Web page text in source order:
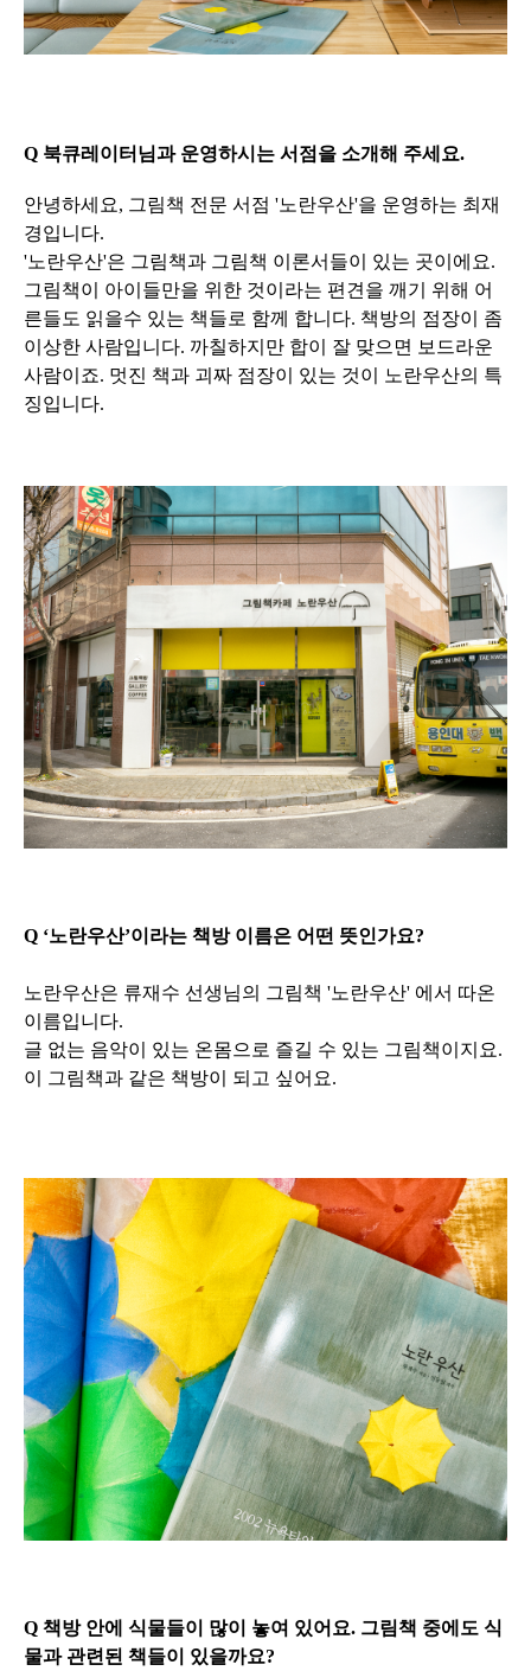
Q 북큐레이터님과 운영하시는 서점을 소개해 주세요.
안녕하세요, 그림책 전문 서점 '노란우산'을 운영하는 최재
경입니다.
'노란우산'은 그림책과 그림책 이론서들이 있는 곳이에요.
그림책이 아이들만을 위한 것이라는 편견을 깨기 위해 어
른들도 읽을수 있는 책들로 함께 합니다. 책방의 점장이 좀
이상한 사람입니다. 까칠하지만 합이 잘 맞으면 보드라운
사람이죠. 멋진 책과 괴짜 점장이 있는 것이 노란우산의 특
징입니다.
Q ‘노란우산’이라는 책방 이름은 어떤 뜻인가요?
노란우산은 류재수 선생님의 그림책 '노란우산' 에서 따온
이름입니다.
글 없는 음악이 있는 온몸으로 즐길 수 있는 그림책이지요.
이 그림책과 같은 책방이 되고 싶어요.
Q 책방 안에 식물들이 많이 놓여 있어요. 그림책 중에도 식
물과 관련된 책들이 있을까요?